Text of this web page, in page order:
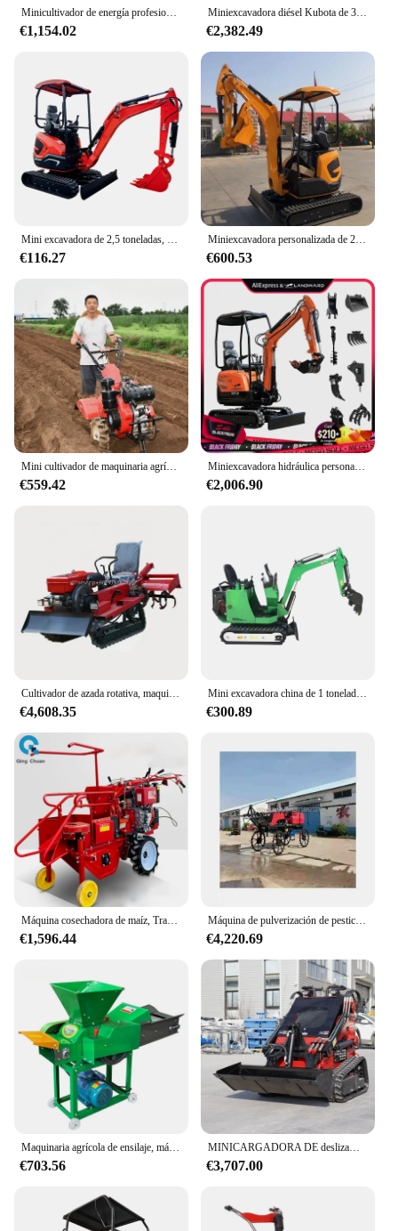
Minicultivador de energía profesional, maquinaria agrícola, cultivador de suelo, alta calidad, gran oferta
€1,154.02
Miniexcavadora diésel Kubota de 3,5 toneladas, microexcavadora doméstica de 2 toneladas, trinchera pequeña de granja compacta multifuncional de 1,8 toneladas personalizada
€2,382.49
Mini excavadora de 2,5 toneladas, herramientas de jardín, excavadora 2 T, maquinaria agrícola, equipo agrícola, personalización de excavadoras
€116.27
Miniexcavadora personalizada de 2,2 toneladas EPA Euro 5 Kubota, excavadora sobre orugas con motor, miniexcavadora china usada
€600.53
€559.42
Miniexcavadora hidráulica personalizada de 1,8 toneladas, venta al por mayor de fábrica, miniexcavadora sobre orugas de 1300kg, granja de huerto, pequeña excavadora, precio FOB
€2,006.90
€4,608.35
Mini excavadora china de 1 tonelada, máquina de excavación personalizada, EPA Euro 5, motor fuerte, excavadora sobre orugas, uso agrícola
€300.89
€1,596.44
Máquina de pulverización de pesticidas, helicóptero autopropulsado para cultivos agrícolas, Tractor agrícola
€4,220.69
€703.56
MINICARGADORA DE deslizamiento, maquinaria agrícola de HTS400-2, retroexcavadora
€3,707.00